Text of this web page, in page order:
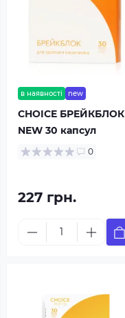
в наявності new
CHOICE БРЕЙКБЛОК
NEW 30 капсул
0
227 грн.